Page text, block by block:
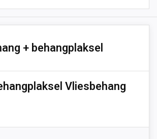
+ behangplaksel
Vliesbehang